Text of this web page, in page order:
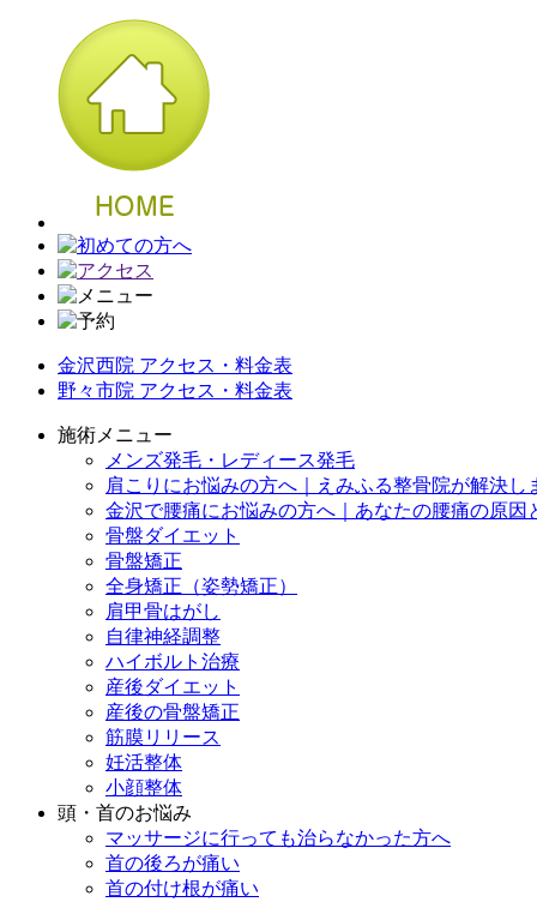
金沢西院 アクセス・料金表
野々市院 アクセス・料金表
施術メニュー
メンズ発毛・レディース発毛
肩こりにお悩みの方へ｜えみふる整骨院が解決し
金沢で腰痛にお悩みの方へ｜あなたの腰痛の原因
骨盤ダイエット
骨盤矯正
全身矯正（姿勢矯正）
肩甲骨はがし
自律神経調整
ハイボルト治療
産後ダイエット
産後の骨盤矯正
筋膜リリース
妊活整体
小顔整体
頭・首のお悩み
マッサージに行っても治らなかった方へ
首の後ろが痛い
首の付け根が痛い